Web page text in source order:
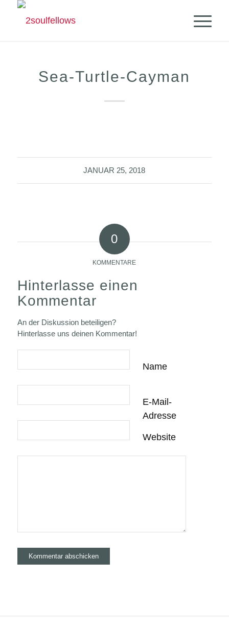
Sea-Turtle-Cayman
JANUAR 25, 2018
0
KOMMENTARE
Hinterlasse einen
Kommentar
An der Diskussion beteiligen?
Hinterlasse uns deinen Kommentar!
Name
E-Mail-
Adresse
Website